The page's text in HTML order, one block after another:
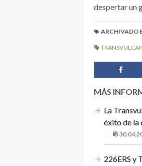
despertar un
ARCHIVADO
MÁS
La
éxito de la
226ERS y